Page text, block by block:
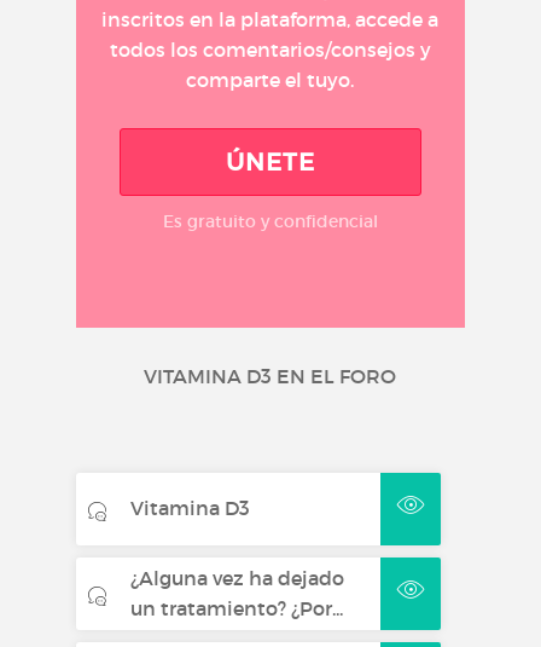
inscritos en la plataforma, accede a
todos los comentarios/consejos y
comparte el tuyo.
ÚNETE
Es gratuito y confidencial
VITAMINA D3 EN EL FORO
Vitamina D3
¿Alguna vez ha dejado
un tratamiento? ¿Por...